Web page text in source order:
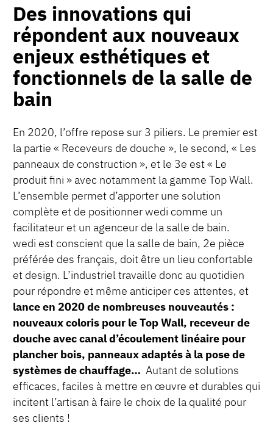
Des innovations qui
répondent aux nouveaux
enjeux esthétiques et
fonctionnels de la salle de
bain
En 2020, l’offre repose sur 3 piliers. Le premier est
la partie « Receveurs de douche », le second, « Les
panneaux de construction », et le 3e est « Le
produit fini » avec notamment la gamme Top Wall.
L’ensemble permet d’apporter une solution
complète et de positionner wedi comme un
facilitateur et un agenceur de la salle de bain.
wedi est conscient que la salle de bain, 2e pièce
préférée des français, doit être un lieu confortable
et design. L’industriel travaille donc au quotidien
pour répondre et même anticiper ces attentes, et
lance en 2020 de nombreuses nouveautés :
nouveaux coloris pour le Top Wall, receveur de
douche avec canal d’écoulement linéaire pour
plancher bois, panneaux adaptés à la pose de
systèmes de chauffage… Autant de solutions
efficaces, faciles à mettre en œuvre et durables qui
incitent l’artisan à faire le choix de la qualité pour
ses clients !